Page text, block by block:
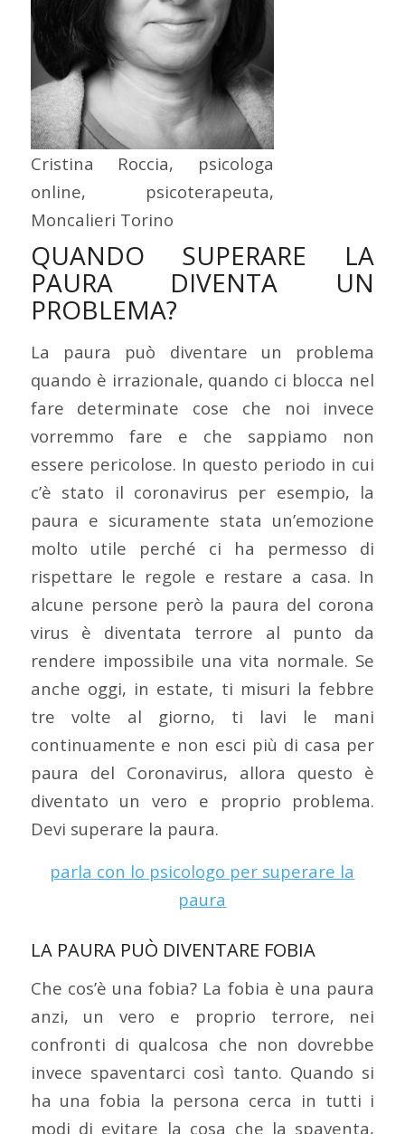
Cristina Roccia, psicologa
online, psicoterapeuta,
Moncalieri Torino
QUANDO SUPERARE LA
PAURA DIVENTA UN
PROBLEMA?
La paura può diventare un problema
quando è irrazionale, quando ci blocca nel
fare determinate cose che noi invece
vorremmo fare e che sappiamo non
essere pericolose. In questo periodo in cui
c’è stato il coronavirus per esempio, la
paura e sicuramente stata un’emozione
molto utile perché ci ha permesso di
rispettare le regole e restare a casa. In
alcune persone però la paura del corona
virus è diventata terrore al punto da
rendere impossibile una vita normale. Se
anche oggi, in estate, ti misuri la febbre
tre volte al giorno, ti lavi le mani
continuamente e non esci più di casa per
paura del Coronavirus, allora questo è
diventato un vero e proprio problema.
Devi superare la paura.
parla con lo psicologo per superare la
paura
LA PAURA PUÒ DIVENTARE FOBIA
Che cos’è una fobia? La fobia è una paura
anzi, un vero e proprio terrore, nei
confronti di qualcosa che non dovrebbe
invece spaventarci così tanto. Quando si
ha una fobia la persona cerca in tutti i
modi di evitare la cosa che la spaventa,